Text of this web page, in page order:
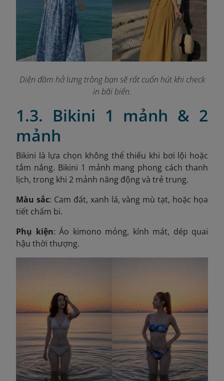
Diện đầm hở lưng trông bạn sẽ rất cuốn hút khi check
in bãi biển.
1.3. Bikini 1 mảnh & 2
mảnh
Bikini là lựa chọn không thể thiếu khi bơi lội hoặc
tắm nắng. Bikini 1 mảnh mang phong cách thanh
lịch, trong khi 2 mảnh năng động và trẻ trung.
Màu sắc: Cam đất, xanh lá, vàng mù tạt, hoặc họa
tiết chấm bi.
Phụ kiện: Áo kimono mỏng, kính mát, dép quai
hậu thời thượng.